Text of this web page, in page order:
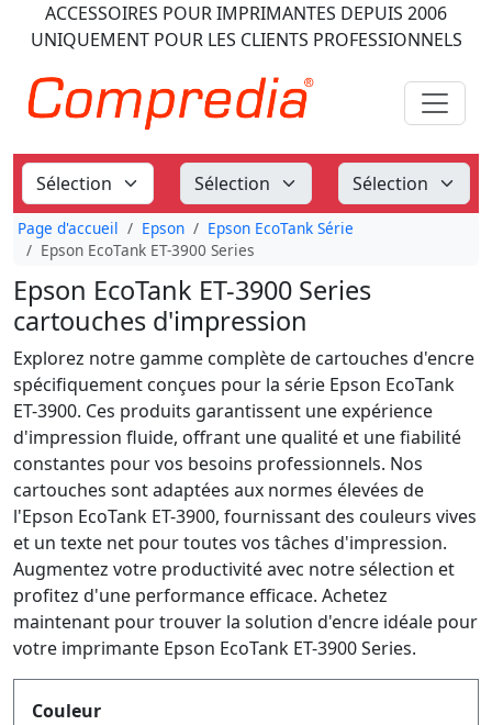
ACCESSOIRES POUR IMPRIMANTES DEPUIS 2006
UNIQUEMENT POUR LES CLIENTS PROFESSIONNELS
Page d'accueil Epson
Epson EcoTank Série
Epson EcoTank ET-3900 Series
Epson EcoTank ET-3900 Series
cartouches d'impression
Explorez notre gamme complète de cartouches d'encre
spécifiquement conçues pour la série Epson EcoTank
ET-3900. Ces produits garantissent une expérience
d'impression fluide, offrant une qualité et une fiabilité
constantes pour vos besoins professionnels. Nos
cartouches sont adaptées aux normes élevées de
l'Epson EcoTank ET-3900, fournissant des couleurs vives
et un texte net pour toutes vos tâches d'impression.
Augmentez votre productivité avec notre sélection et
profitez d'une performance efficace. Achetez
maintenant pour trouver la solution d'encre idéale pour
votre imprimante Epson EcoTank ET-3900 Series.
Produktfilter
Couleur